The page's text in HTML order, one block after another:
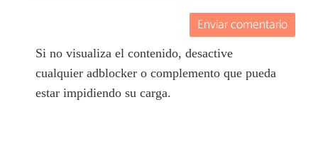
Enviar comentario
Si no visualiza el contenido, desactive
cualquier adblocker o complemento que pueda
estar impidiendo su carga.